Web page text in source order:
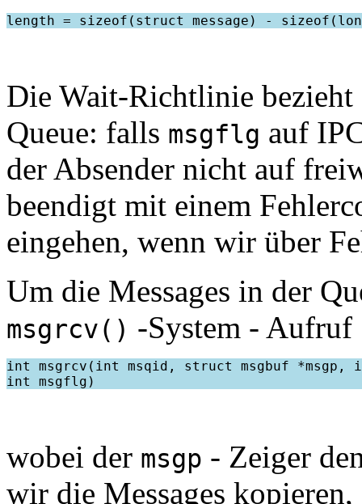
Die Wait-Richtlinie
Queue: falls msgflg auf
der Absender nicht auf
beendigt mit einem
eingehen, wenn wir über
Um die Messages in der
msgrcv() -System - Aufruf
int msgrcv(int msqid, struct msgbuf *msgp,
wobei der msgp - Zeiger
wir die Messages kopieren,